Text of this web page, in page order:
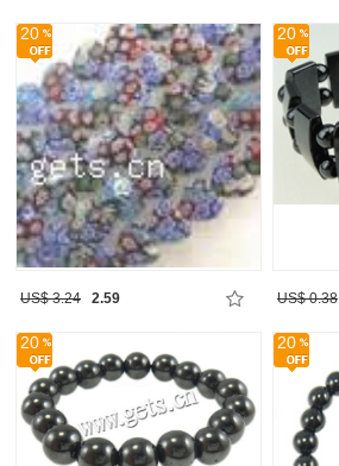
20
US$ 3.24 2.59
20
US$ 0.38
20 20